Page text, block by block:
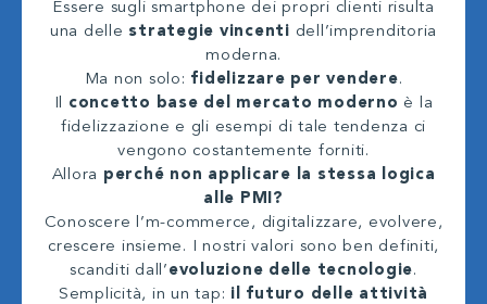
Essere sugli smartphone dei propri clienti risulta
una delle strategie vincenti dell’imprenditoria
moderna.
Ma non solo: fidelizzare per vendere.
concetto base del mercato moderno è la
fidelizzazione e gli esempi di tale tendenza ci
vengono costantemente forniti.
Allora perché non applicare la stessa logica
alle PMI?
Conoscere l’m-commerce, digitalizzare, evolvere,
crescere insieme. I nostri valori sono ben definiti,
scanditi dall’ evoluzione delle tecnologie.
Semplicità, in un tap: il futuro delle attività